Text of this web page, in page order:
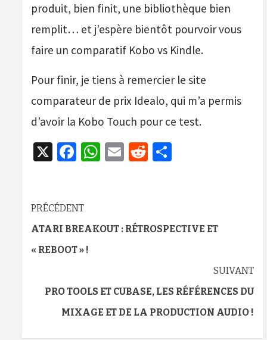
produit, bien finit, une bibliothèque bien
remplit… et j’espère bientôt pourvoir vous
faire un comparatif Kobo vs Kindle.
Pour finir, je tiens à remercier le site
comparateur de prix Idealo, qui m’a permis
d’avoir la Kobo Touch pour ce test.
X Facebook
WhatsApp
EmailReddit
Navigation
d’article
PRÉCÉDENT
ATARI BREAKOUT : RÉTROSPECTIVE ET
« REBOOT » !
SUIVANT
PRO TOOLS ET CUBASE, LES RÉFÉRENCES DU
MIXAGE ET DE LA PRODUCTION AUDIO !